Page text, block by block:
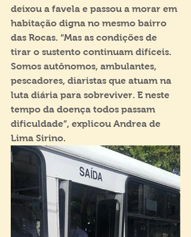
deixou a favela e passou a morar em
habitação digna no mesmo bairro
das Rocas. “Mas as condições de
tirar o sustento continuam difíceis.
Somos autônomos, ambulantes,
pescadores, diaristas que atuam na
luta diária para sobreviver. E neste
tempo da doença todos passam
dificuldade”, explicou Andrea de
Lima Sirino.